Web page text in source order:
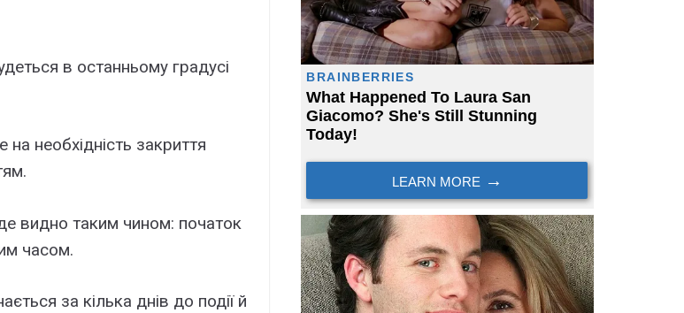
в останньому градусі
необхідність закриття
видно таким чином: початок
часом.
за кілька днів до події й